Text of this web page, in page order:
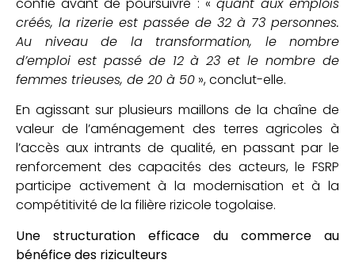
créés, la rizerie est passée de 32 à 73 personnes.
Au niveau de la transformation, le nombre
d’emploi est passé de 12 à 23 et le nombre de
femmes trieuses, de 20 à 50 », conclut-elle.
En agissant sur plusieurs maillons de la chaîne de
valeur de l’aménagement des terres agricoles à
l’accès aux intrants de qualité, en passant par le
renforcement des capacités des acteurs, le FSRP
participe activement à la modernisation et à la
compétitivité de la filière rizicole togolaise.
Une structuration efficace du commerce au
bénéfice des riziculteurs